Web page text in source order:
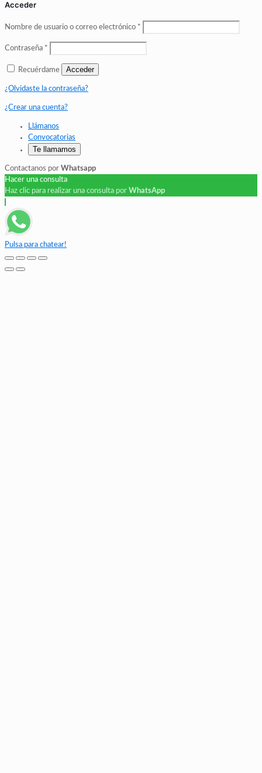
Acceder
Nombre de usuario o correo electrónico *
Contraseña *
Recuérdame Acceder
¿Olvidaste la contraseña?
¿Crear una cuenta?
Llámanos
Convocatorias
Te llamamos
Contactanos por Whatsapp
Hacer una consulta
Haz clic para realizar una consulta por WhatsApp
Pulsa para chatear!